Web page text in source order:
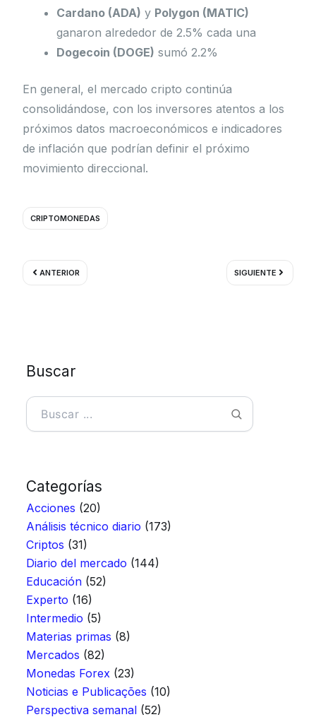
Cardano (ADA) y Polygon (MATIC)
ganaron alrededor de 2.5% cada una
Dogecoin (DOGE) sumó 2.2%
En general, el mercado cripto continúa
consolidándose, con los inversores atentos a los
próximos datos macroeconómicos e indicadores
de inflación que podrían definir el próximo
movimiento direccional.
CRIPTOMONEDAS
ANTERIOR SIGUIENTE
Siguiente
Buscar
Buscar
Categorías
Acciones (20)
Análisis técnico diario (173)
Criptos (31)
Diario del mercado (144)
Educación (52)
Experto (16)
Intermedio (5)
Materias primas (8)
Mercados (82)
Monedas Forex (23)
Noticias e Publicações (10)
Perspectiva semanal (52)